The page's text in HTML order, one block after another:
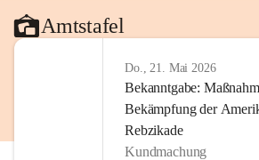
Amtstafel
Do., 21. Mai 2026
Bekanntgabe:
Bekämpfung der
Rebzikade
Kundmachung